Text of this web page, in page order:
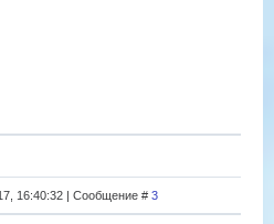
16:40:32 | Сообщение # 3